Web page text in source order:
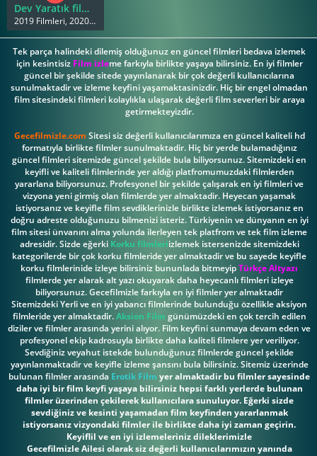
Dev Yaratık film izle
2019 Filmleri, 2020 Filmleri
Tek parça halindeki dilemiş olduğunuz en güncel filmleri bedava izlemek
için kesintisiz Film izleme farkıyla birlikte yaşaya bilirsiniz. En iyi filmler
güncel bir şekilde sitede yayınlanarak bir çok değerli kullanıcılarına
sunulmaktadir ve izleme keyfini yaşamaktasinizdir. Hiç bir engel olmadan
film sitesindeki filmleri kolaylıkla ulaşarak değerli film severleri bir araya
getirmekteyizdir.
Gecefilmizle.com Sitesi siz değerli kullanıcılarımıza en güncel kaliteli hd
formatıyla birlikte filmler sunulmaktadir. Hiç bir yerde bulamadığınız
güncel filmleri sitemizde güncel şekilde bula biliyorsunuz. Sitemizdeki en
keyifli ve kaliteli filmlerinde yer aldığı platfromumuzdaki filmlerden
yararlana biliyorsunuz. Profesyonel bir şekilde çalışarak en iyi filmleri ve
vizyona yeni girmiş olan filmlerde yer almaktadir. Heyecan yaşamak
istiyorsanız ve keyifle film sevdiklerinizle birlikte izlemek istiyorsanız en
doğru adreste olduğunuzu bilmenizi isteriz. Türkiyenin ve dünyanın en iyi
film sitesi ünvanını alma yolunda ilerleyen tek platfrom ve tek film izleme
adresidir. Sizde eğerki Korku filmleriizlemek istersenizde sitemizdeki
kategorilerde bir çok korku filmleride yer almaktadir ve bu sayede keyifle
korku filmlerinide izleye bilirsiniz bununlada bitmeyipTürkçe Altyazı
filmlerde yer alarak alt yazı okuyarak daha heyecanlı filmleri izleye
biliyorsunuz. Gecefilmizle farkıyla en iyi filmler yer almaktadir
Sitemizdeki Yerli ve en iyi yabancı filmlerinde bulunduğu özellikle aksiyon
filmleride yer almaktadir.Aksion Film günümüzdeki en çok tercih edilen
diziler ve filmler arasında yerini alıyor. Film keyfini sunmaya devam eden ve
profesyonel ekip kadrosuyla birlikte daha kaliteli filmlere yer veriliyor.
Sevdiğiniz veyahut istekde bulunduğunuz filmlerde güncel şekilde
yayınlanmaktadir ve keyifle izleme şansını bula bilirsiniz. Sitemiz üzerinde
bulunan filmler arasında Erotik Film yer almaktadir bu filmler sayesinde
daha iyi bir film keyfi yaşaya bilirsiniz hepsi farklı yerlerde bulunan
filmler üzerinden çekilerek kullanıcılara sunuluyor. Eğerki sizde
sevdiğiniz ve kesinti yaşamadan film keyfinden yararlanmak
istiyorsanız vizyondaki filmler ile birlikte daha iyi zaman geçirin.
Keyiflil ve en iyi izlemeleriniz dileklerimizle
Gecefilmizle Ailesi olarak siz değerli kullanıcılarımızın yanında